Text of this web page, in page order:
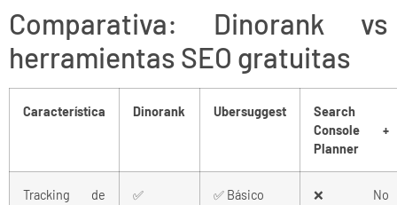
Comparativa: Dinorank vs
herramientas SEO gratuitas
Característica Dinorank Ubersuggest
Search
Console +
Planner
Tracking de
✅
✅ Básico
❌ No